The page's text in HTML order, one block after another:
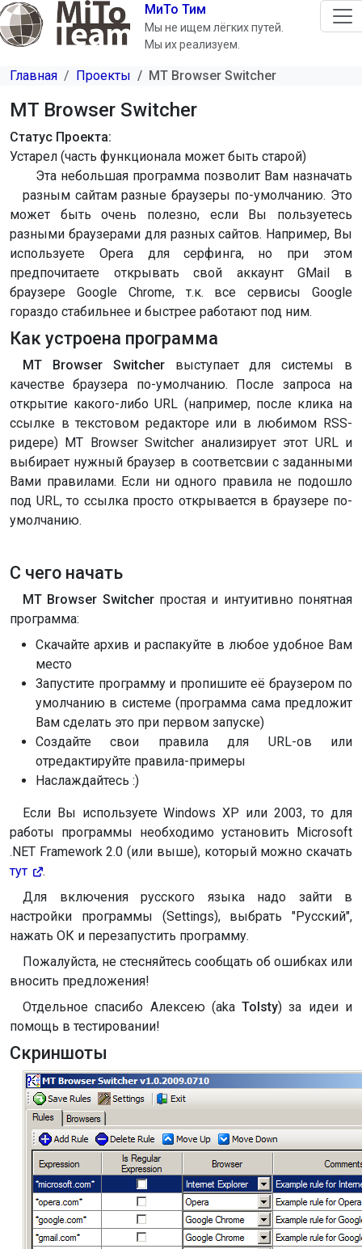
Перейти к основному содержанию
МиТо Тим
Мы не ищем лёгких путей.
Мы их реализуем.
Главная Проекты MT Browser Switcher
MT Browser Switcher
Статус Проекта
Устарел (часть функционала может быть старой)
Эта небольшая программа позволит Вам назначать
разным сайтам разные браузеры по-умолчанию. Это
может быть очень полезно, если Вы пользуетесь
разными браузерами для разных сайтов. Например, Вы
используете Opera для серфинга, но при этом
предпочитаете открывать свой аккаунт GMail в
браузере Google Chrome, т.к. все сервисы Google
гораздо стабильнее и быстрее работают под ним.
Как устроена программа
MT Browser Switcherвыступает для системы в
качестве браузера по-умолчанию. После запроса на
открытие какого-либо URL (например, после клика на
ссылке в текстовом редакторе или в любимом RSS-
ридере) MT Browser Switcher анализирует этот URL и
выбирает нужный браузер в соответсвии с заданными
Вами правилами. Если ни одного правила не подошло
под URL, то ссылка просто открывается в браузере по-
умолчанию.
С чего начать
MT Browser Switcherпростая и интуитивно понятная
программа:
Скачайте архив и распакуйте в любое удобное Вам
место
Запустите программу и пропишите её браузером по
умолчанию в системе (программа сама предложит
Вам сделать это при первом запуске)
Создайте свои правила для URL-ов или
отредактируйте правила-примеры
Наслаждайтесь :)
Если Вы используете Windows XP или 2003, то для
работы программы необходимо установить Microsoft
.NET Framework 2.0 (или выше), который можно скачать
тут
.
Для включения русского языка надо зайти в
настройки программы (Settings), выбрать "Русский",
нажать ОК и перезапустить программу.
Пожалуйста, не стесняйтесь сообщать об ошибках или
вносить предложения!
Отдельное спасибо Алексею (akaTolsty) за идеи и
помощь в тестировании!
Скриншоты